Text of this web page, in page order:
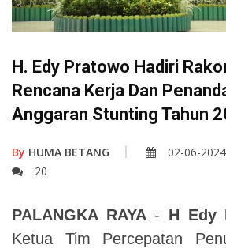
H. Edy Pratowo Hadiri
Rencana Kerja Dan
Anggaran Stunting Tahun
By HUMA BETANG 02-06-2024
20
PALANGKA RAYA- H Edy
Ketua Tim Percepatan